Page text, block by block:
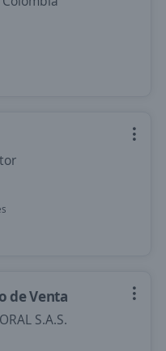
de Venta
S.A.S.